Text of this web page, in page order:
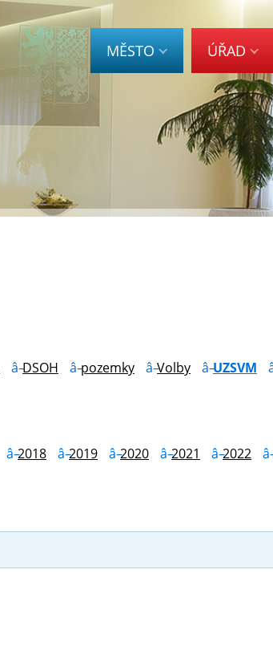
MĚSTO ÚŘAD
DSOH pozemky Volby UZSVM
2018 2019 2020 2021 2022